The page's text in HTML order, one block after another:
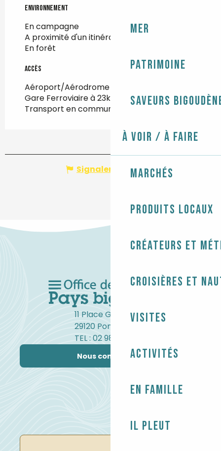
Mer
Patrimoine
Saveurs
À voir / À faire
Marchés
Produits locaux
Créateurs et
Croisières et
Visites
Activités
En famille
Il pleut
Environnement
Environnement
En campagne
A proximité d'un itinéraire de randonnée
En forêt
Accès
Accès
Aéroport/Aérodrome à 87km
Gare Ferroviaire à 23km
Transport en commun à 4km
Signaler une erreur
11 Place Gambetta
29120 Pont-l'Abbé
TEL : 02 98 82 37 99
Nous contacter